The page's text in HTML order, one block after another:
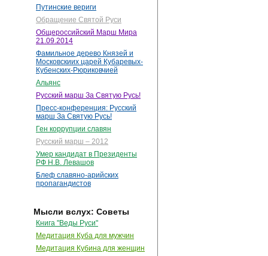
Путинские вериги
Обращение Святой Руси
Общероссийский Марш Мира
21.09.2014
Фамильное дерево Князей и
Московскиих царей Кубаревых-
Кубенских-Рюриковчией
Альянс
Русский марш За Святую Русь!
Пресс-конференция: Русский
марш За Святую Русь!
Ген коррупции славян
Русский марш – 2012
Умер кандидат в Президенты
РФ Н.В. Левашов
Блеф славяно-арийских
пропагандистов
Мысли вслух: Советы
Книга "Веды Руси"
Медитация Куба для мужчин
Медитация Кубина для женщин